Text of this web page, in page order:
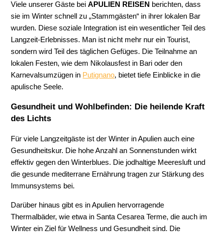
Viele unserer Gäste beiAPULIEN REISEN berichten, dass
sie im Winter schnell zu „Stammgästen“ in ihrer lokalen Bar
wurden. Diese soziale Integration ist ein wesentlicher Teil des
Langzeit-Erlebnisses. Man ist nicht mehr nur ein Tourist,
sondern wird Teil des täglichen Gefüges. Die Teilnahme an
lokalen Festen, wie dem Nikolausfest in Bari oder den
Karnevalsumzügen in Putignano, bietet tiefe Einblicke in die
apulische Seele.
Gesundheit und Wohlbefinden: Die heilende Kraft
des Lichts
Für viele Langzeitgäste ist der Winter in Apulien auch eine
Gesundheitskur. Die hohe Anzahl an Sonnenstunden wirkt
effektiv gegen den Winterblues. Die jodhaltige Meeresluft und
die gesunde mediterrane Ernährung tragen zur Stärkung des
Immunsystems bei.
Darüber hinaus gibt es in Apulien hervorragende
Thermalbäder, wie etwa in Santa Cesarea Terme, die auch im
Winter ein Ziel für Wellness und Gesundheit sind. Die